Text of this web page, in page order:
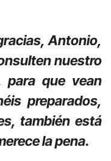
Antonio,
nuestro
para que vean
preparados,
también está
la pena.